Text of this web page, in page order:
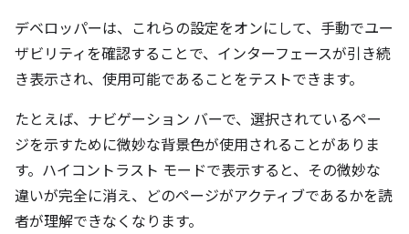
デベロッパーは、これらの設定をオンにして、手動でユー
ザビリティを確認することで、インターフェースが引き続
き表示され、使用可能であることをテストできます。
たとえば、ナビゲーション バーで、選択されているペー
ジを示すために微妙な背景色が使用されることがありま
す。ハイコントラスト モードで表示すると、その微妙な
違いが完全に消え、どのページがアクティブであるかを読
者が理解できなくなります。